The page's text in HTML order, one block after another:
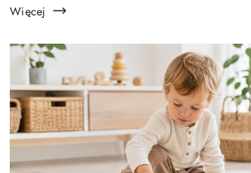
możliwość sa...
Więcej